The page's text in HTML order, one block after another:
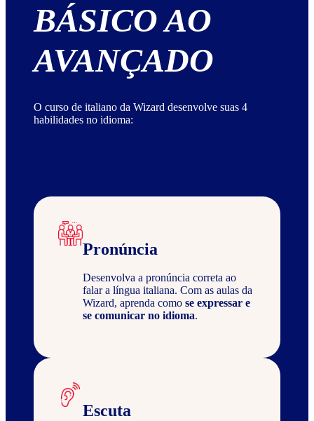
BÁSICO AO
AVANÇADO
O curso de italiano da Wizard desenvolve suas 4
habilidades no idioma:
Pronúncia
Desenvolva a pronúncia correta ao
falar a língua italiana. Com as aulas da
Wizard, aprenda como se expressar e
se comunicar no idioma.
Escuta